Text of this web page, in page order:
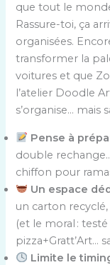
que tout le
Rassure-toi, ça
organisées.
transformer la
voitures et que
l’atelier Doodle
s’organise… mais
Pense à
double
chiffon pour
Un espace
un carton
(et le moral :
pizza+Gratt’Art…
Limite le